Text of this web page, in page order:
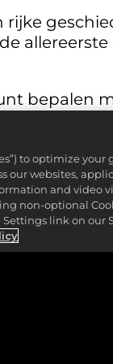
bepalen
tee staat,
wel
gaat,
to optimize your
our websites,
and
non-optional
link on our